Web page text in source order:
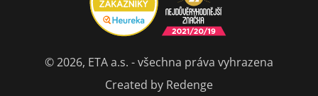
© 2026, ETA a.s. - všechna práva vyhrazena
Created by Redenge